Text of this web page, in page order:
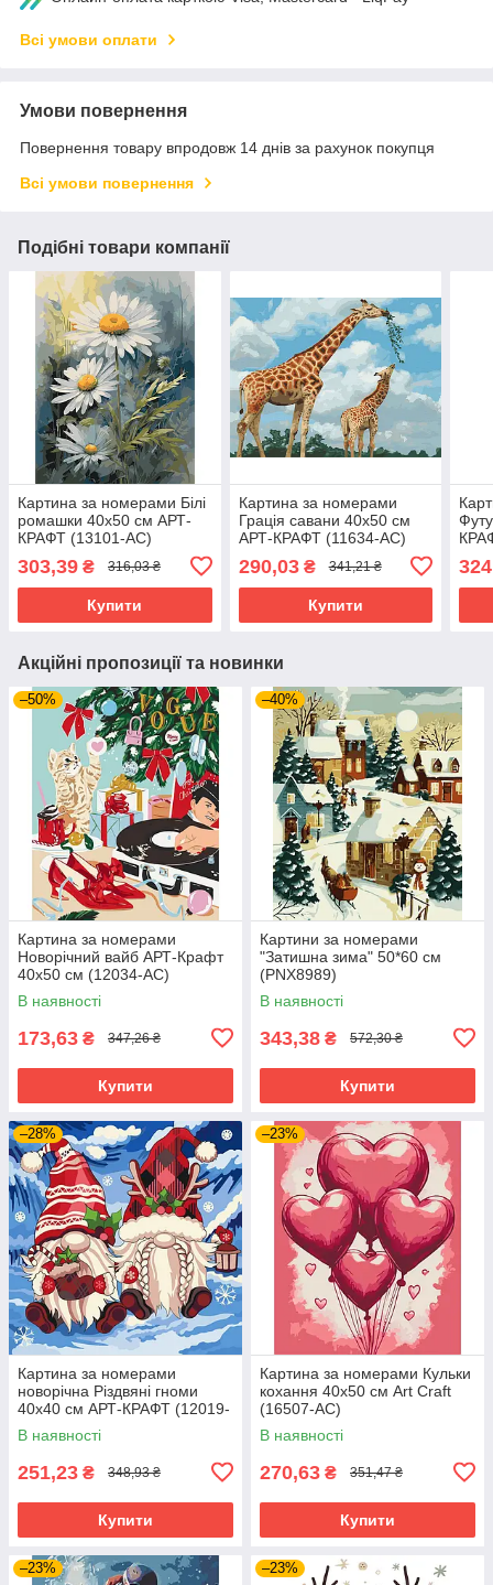
Всі умови оплати
Умови повернення
Повернення товару впродовж 14 днів за рахунок покупця
Всі умови повернення
Подібні товари компанії
Картина за номерами Білі
ромашки 40х50 см АРТ-
КРАФТ (13101-AC)
303,39 ₴ 316,03 ₴
Купити
Картина за номерами
Грація савани 40х50 см
АРТ-КРАФТ (11634-AC)
290,03₴ 341,21 ₴
Купити
Акційні пропозиції та новинки
–50%
Картина за номерами
Новорічний вайб АРТ-Крафт
40x50 см (12034-AC)
В наявності
173,63 ₴ 347,26 ₴
Купити
–40%
Картини за номерами
"Затишна зима" 50*60 см
(PNX8989)
В наявності
343,38 ₴ 572,30 ₴
Купити
–28%
Картина за номерами
новорічна Різдвяні гноми
40х40 см АРТ-КРАФТ (12019-
AC)
В наявності
251,23 ₴ 348,93 ₴
Купити
–23%
Картина за номерами Кульки
кохання 40х50 см Art Craft
(16507-AC)
В наявності
270,63 ₴ 351,47 ₴
Купити
–23% –23%